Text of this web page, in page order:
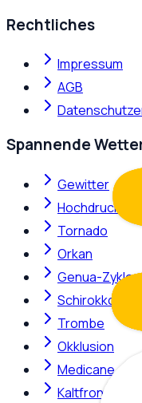
Rechtliches
Impressum
AGB
Spannende
Gewitter
Hochdruckkeil
Tornado
Orkan
Genua-
Schirokko
Trombe
Okklusion
Medicane
Kaltfront